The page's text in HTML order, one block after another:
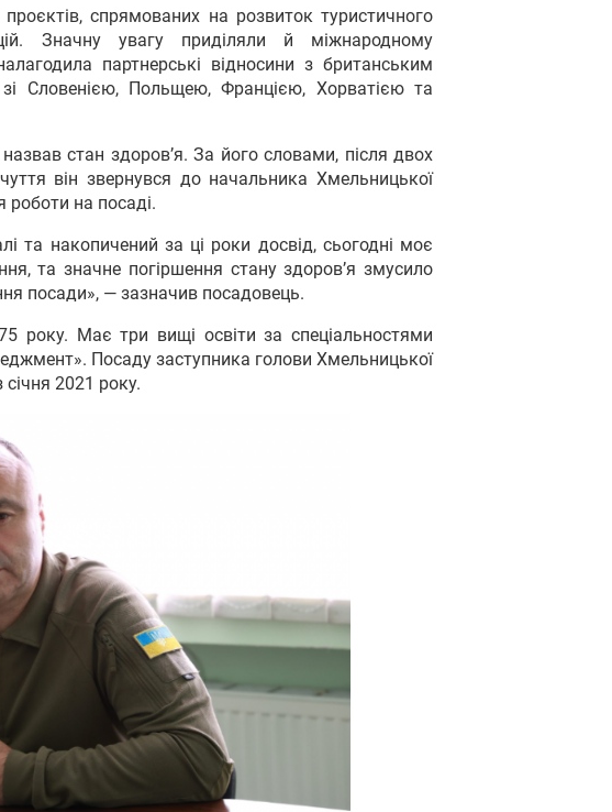
спрямованих на розвиток туристичного
Значну увагу приділяли й міжнародному
партнерські відносини з британським
Словенією, Польщею, Францією, Хорватією та
стан здоров’я. За його словами, після двох
він звернувся до начальника Хмельницької
на посаді.
та накопичений за ці роки досвід, сьогодні моє
та значне погіршення стану здоров’я змусило
посади», — зазначив посадовець.
року. Має три вищі освіти за спеціальностями
Посаду заступника голови Хмельницької
січня 2021 року.